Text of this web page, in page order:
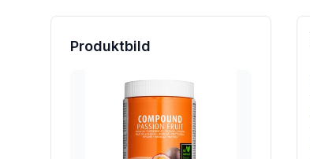
Produktbild